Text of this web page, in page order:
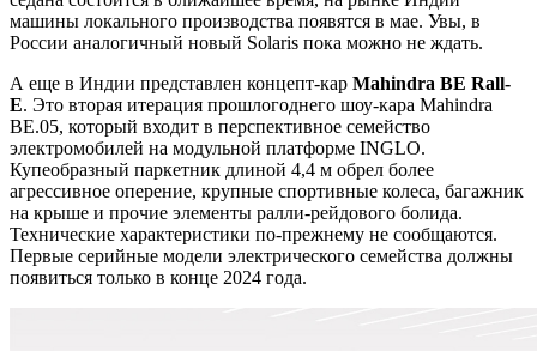
машины локального производства появятся в мае. Увы, в
России аналогичный новый Solaris пока можно не ждать.
А еще в Индии представлен концепт-кар Mahindra BE Rall-
E. Это вторая итерация прошлогоднего шоу-кара Mahindra
BE.05, который входит в перспективное семейство
электромобилей на модульной платформе INGLO.
Купеобразный паркетник длиной 4,4 м обрел более
агрессивное оперение, крупные спортивные колеса, багажник
на крыше и прочие элементы ралли-рейдового болида.
Технические характеристики по-прежнему не сообщаются.
Первые серийные модели электрического семейства должны
появиться только в конце 2024 года.